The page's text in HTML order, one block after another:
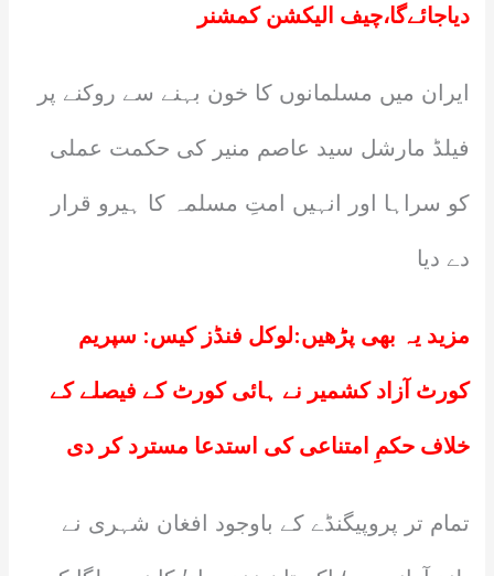
دیاجائےگا،چیف الیکشن کمشنر
ایران میں مسلمانوں کا خون بہنے سے روکنے پر
فیلڈ مارشل سید عاصم منیر کی حکمت عملی
کو سراہا اور انہیں امتِ مسلمہ کا ہیرو قرار
دے دیا
مزید یہ بھی پڑھیں:لوکل فنڈز کیس: سپریم
کورٹ آزاد کشمیر نے ہائی کورٹ کے فیصلے کے
خلاف حکمِ امتناعی کی استدعا مسترد کر دی
تمام تر پروپیگنڈے کے باوجود افغان شہری نے